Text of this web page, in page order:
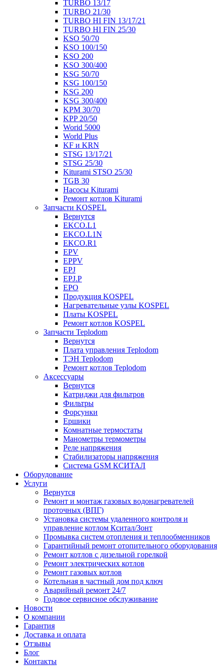
TURBO 13/17
TURBO 21/30
TURBO HI FIN 13/17/21
TURBO HI FIN 25/30
KSO 50/70
KSO 100/150
KSO 200
KSO 300/400
KSG 50/70
KSG 100/150
KSG 200
KSG 300/400
KPM 30/70
KPP 20/50
Worid 5000
World Plus
KF и KRN
STSG 13/17/21
STSG 25/30
Kiturami STSO 25/30
TGB 30
Насосы Kiturami
Ремонт котлов Kiturami
Запчасти KOSPEL
Вернутся
EKCO.L1
EKCO.L1N
EKCO.R1
EPV
EPPV
EPJ
EPJ.P
EPO
Продукция KOSPEL
Нагревательные узлы KOSPEL
Платы KOSPEL
Ремонт котлов KOSPEL
Запчасти Teplodom
Вернутся
Плата управления Teplodom
ТЭН Teplodom
Ремонт котлов Teplodom
Аксессуары
Вернутся
Катриджи для фильтров
Фильтры
Форсунки
Ершики
Комнатные термостаты
Манометры термометры
Реле напряжения
Стабилизаторы напряжения
Система GSM КСИТАЛ
Оборудование
Услуги
Вернутся
Ремонт и монтаж газовых водонагревателей
проточных (ВПГ)
Установка системы удаленного контроля и
управление котлом Кситал/Зонт
Промывка систем отопления и теплообменников
Гарантийный ремонт отопительного оборудования
Ремонт котлов с дизельной горелкой
Ремонт электрических котлов
Ремонт газовых котлов
Котельная в частный дом под ключ
Аварийный ремонт 24/7
Годовое сервисное обслуживание
Новости
О компании
Гарантия
Доставка и оплата
Отзывы
Блог
Контакты